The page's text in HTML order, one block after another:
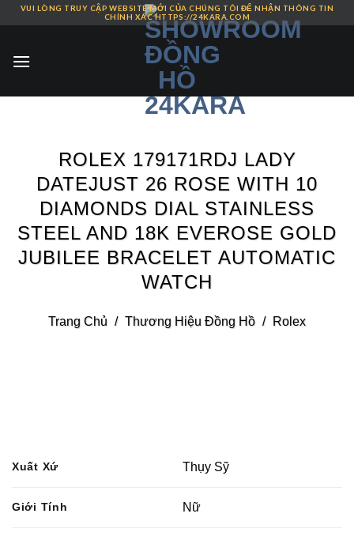
Skip
content
VUI LÒNG TRUY CẬP WEBSITE MỚI CỦA CHÚNG TÔI ĐỂ NHẬN THÔNG TIN
CHÍNH XÁC HTTPS://24KARA.COM
ROLEX 179171RDJ LADY
DATEJUST 26 ROSE WITH 10
DIAMONDS DIAL STAINLESS
STEEL AND 18K EVEROSE GOLD
JUBILEE BRACELET AUTOMATIC
WATCH
Trang Chủ / Thương Hiệu Đồng Hồ / Rolex
Xuất Xứ Thụy Sỹ
Giới Tính Nữ